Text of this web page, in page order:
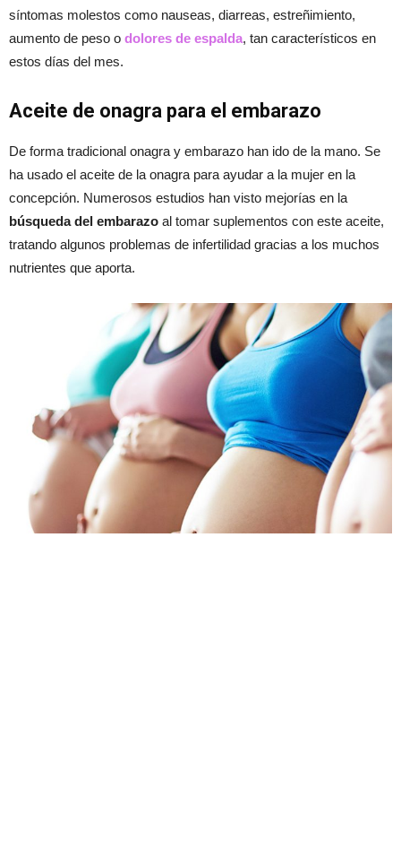
síntomas molestos como nauseas, diarreas, estreñimiento,
aumento de peso o dolores de espalda, tan característicos en
estos días del mes.
Aceite de onagra para el embarazo
De forma tradicional onagra y embarazo han ido de la mano. Se
ha usado el aceite de la onagra para ayudar a la mujer en la
concepción. Numerosos estudios han visto mejorías en la
búsqueda del embarazo al tomar suplementos con este aceite,
tratando algunos problemas de infertilidad gracias a los muchos
nutrientes que aporta.